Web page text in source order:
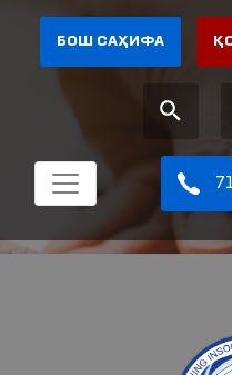
БОШ САҲИФА